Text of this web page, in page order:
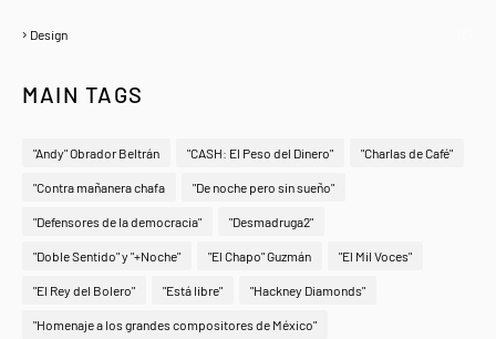
Design
MAIN TAGS
"Andy" Obrador Beltrán "CASH: El Peso del Dinero" "Charlas de Café"
"Contra mañanera chafa "De noche pero sin sueño"
"Defensores de la democracia" "Desmadruga2"
"Doble Sentido" y "+Noche" "El Chapo" Guzmán "El Mil Voces"
"El Rey del Bolero" "Está libre" "Hackney Diamonds"
"Homenaje a los grandes compositores de México"